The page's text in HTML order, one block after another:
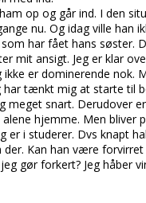
op og går ind. I den
nu. Og idag ville han
har fået hans søster.
mit ansigt. Jeg er klar
er dominerende nok.
har tænkt mig at starte til
meget snart. Derudover
hjemme. Men bliver
er i studerer. Dvs knapt
der. Kan han være forvirret
gør forkert? Jeg håber